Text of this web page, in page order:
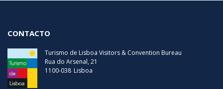
CONTACTO
Turismo de Lisboa Visitors & Convention Bureau
Rua do Arsenal, 21
1100-038 Lisboa